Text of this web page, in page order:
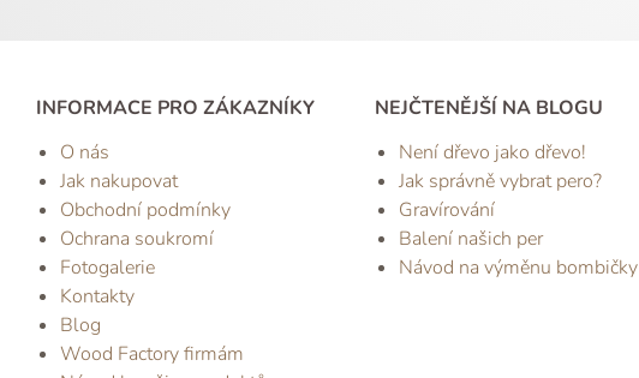
INFORMACE PRO ZÁKAZNÍKY
O nás
Jak nakupovat
Obchodní podmínky
Ochrana soukromí
Fotogalerie
Kontakty
Blog
Wood Factory firmám
NEJČTENĚJŠÍ NA BLOGU
Není dřevo jako dřevo!
Jak správně vybrat pero?
Gravírování
Balení našich per
Návod na výměnu bombičky